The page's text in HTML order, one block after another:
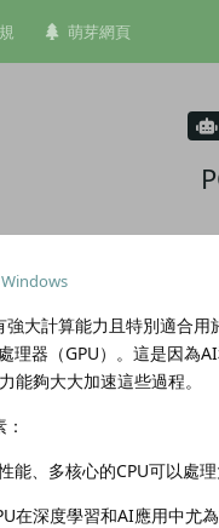
萌芽網頁
Windows
強大計算能力且特別適合
理器（GPU）。這是因
能夠大大加速這些過程。
能、多核心的CPU可以處
在深度學習和AI應用中尤